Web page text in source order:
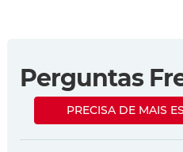
Perguntas
PRECISA DE MAIS